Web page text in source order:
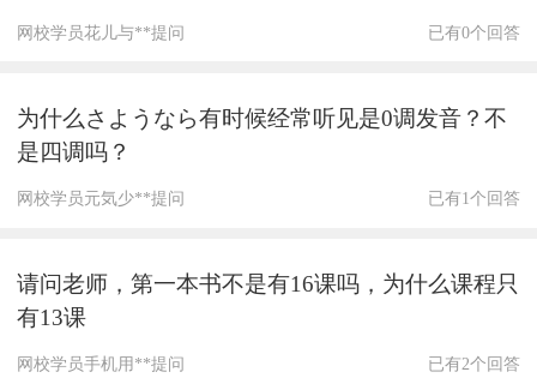
网校学员花儿与**提问 已有0个回答
为什么さようなら有时候经常听见是0调发音？不
是四调吗？
网校学员元気少**提问 已有1个回答
请问老师，第一本书不是有16课吗，为什么课程只
有13课
网校学员手机用**提问 已有2个回答